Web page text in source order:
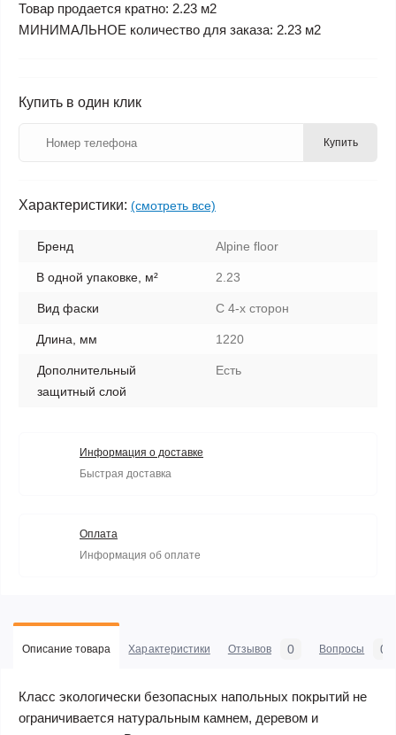
Товар продается кратно: 2.23 м2
МИНИМАЛЬНОЕ количество для заказа: 2.23 м2
Купить в один клик
Купить
Характеристики: (смотреть все)
Бренд Alpine floor
В одной упаковке, м² 2.23
Вид фаски С 4-х сторон
Длина, мм 1220
Дополнительный
защитный слой
Есть
Информация о доставке
Быстрая доставка
Оплата
Информация об оплате
Описание товара Характеристики Отзывов 0 Вопросы 0
Класс экологически безопасных напольных покрытий не
ограничивается натуральным камнем, деревом и